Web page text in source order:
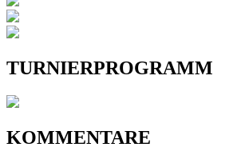
TURNIERPROGRAMM
KOMMENTARE